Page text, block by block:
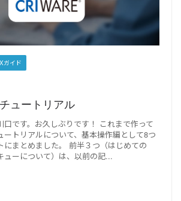
ガイド
ュートリアル
口です。お久しぶりです！ これまで作って
ートリアルについて、基本操作編として8つ
にまとめました。 前半３つ（はじめての
ューについて）は、以前の記